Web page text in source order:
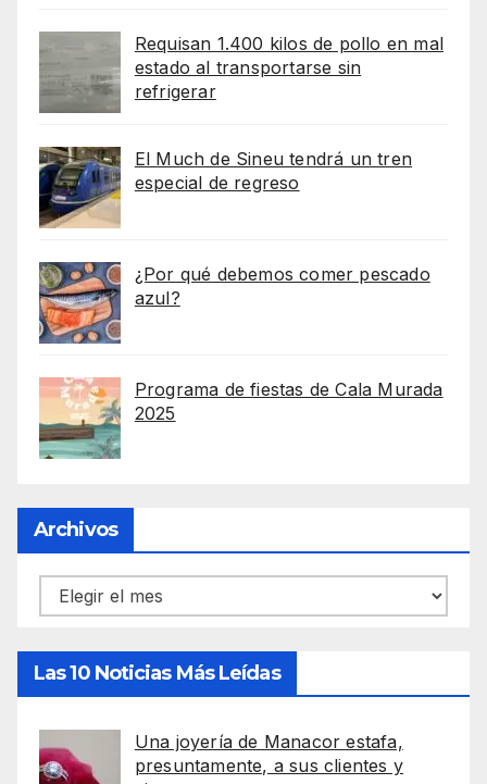
Requisan 1.400 kilos de pollo en mal
estado al transportarse sin
refrigerar
El Much de Sineu tendrá un tren
especial de regreso
¿Por qué debemos comer pescado
azul?
Programa de fiestas de Cala Murada
2025
Archivos
Archivos
Las 10 Noticias Más Leídas
Una joyería de Manacor estafa,
presuntamente, a sus clientes y